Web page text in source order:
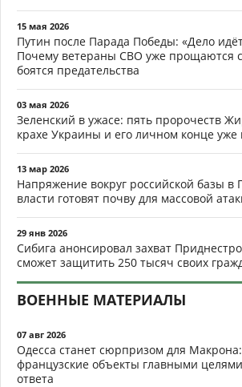
15 мая 2026
Путин после Парада Победы: «Дело
Почему ветераны СВО уже прощаются
боятся предательства
03 мая 2026
Зеленский в ужасе: пять пророчеств
крахе Украины и его личном конце уже
13 мар 2026
Напряжение вокруг российской базы
власти готовят почву для массовой
29 янв 2026
Сибига анонсировал захват
сможет защитить 250 тысяч своих
ВОЕННЫЕ МАТЕРИАЛЫ
07 авг 2026
Одесса станет сюрпризом для Макрона:
французские объекты главными
ответа